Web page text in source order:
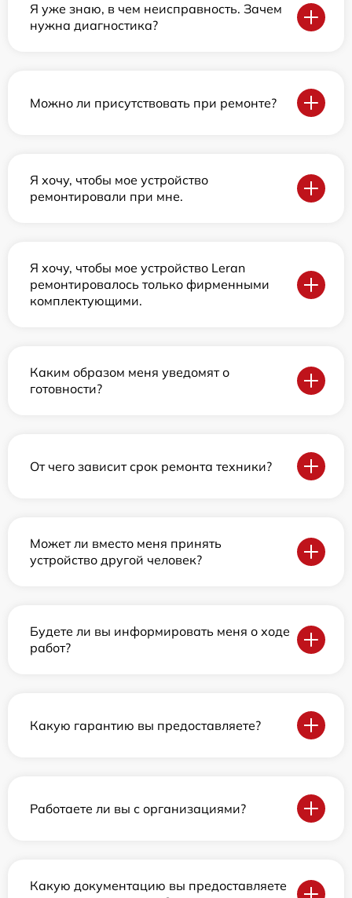
Я уже знаю, в чем неисправность. Зачем
нужна диагностика?
Можно ли присутствовать при ремонте?
Я хочу, чтобы мое устройство
ремонтировали при мне.
Я хочу, чтобы мое устройство Leran
ремонтировалось только фирменными
комплектующими.
Каким образом меня уведомят о
готовности?
От чего зависит срок ремонта техники?
Может ли вместо меня принять
устройство другой человек?
Будете ли вы информировать меня о ходе
работ?
Какую гарантию вы предоставляете?
Работаете ли вы с организациями?
Какую документацию вы предоставляете